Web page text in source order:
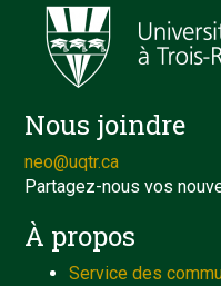
Nous joindre
neo@uqtr.ca
Partagez-nous vos
À propos
Service des